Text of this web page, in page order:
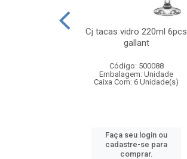
Cj tacas vidro 220ml 6pcs
gallant
Código: 500088
Embalagem: Unidade
Caixa Com: 6 Unidade(s)
Faça seu login ou
cadastre-se para
comprar.